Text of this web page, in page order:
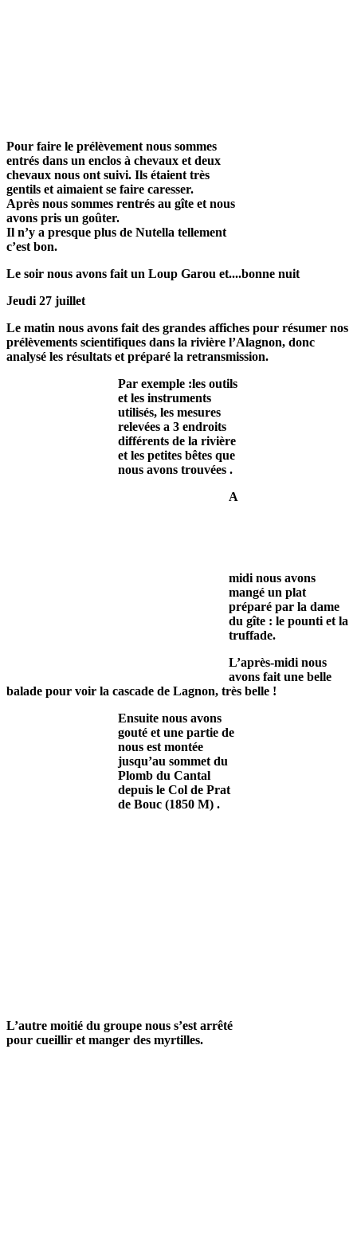
Pour faire le prélèvement nous sommes
entrés dans un enclos à chevaux et deux
chevaux nous ont suivi. Ils étaient très
gentils et aimaient se faire caresser.
Après nous sommes rentrés au gîte et nous
avons pris un goûter.
Il n’y a presque plus de Nutella tellement
c’est bon.
Le soir nous avons fait un Loup Garou et....bonne nuit
Jeudi 27 juillet
Le matin nous avons fait des grandes affiches pour résumer nos
prélèvements scientifiques dans la rivière l’Alagnon, donc
analysé les résultats et préparé la retransmission.
Par exemple :les outils
et les instruments
utilisés, les mesures
relevées a 3 endroits
différents de la rivière
et les petites bêtes que
nous avons trouvées .
A
midi nous avons
mangé un plat
préparé par la dame
du gîte : le pounti et la
truffade.
L’après-midi nous
avons fait une belle
balade pour voir la cascade de Lagnon, très belle !
Ensuite nous avons
gouté et une partie de
nous est montée
jusqu’au sommet du
Plomb du Cantal
depuis le Col de Prat
de Bouc (1850 M) .
L’autre moitié du groupe nous s’est arrêté
pour cueillir et manger des myrtilles.